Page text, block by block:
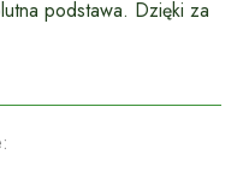
podstawa. Dzięki za